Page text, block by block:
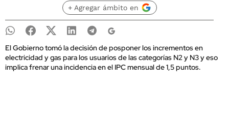
+ Agregar ámbito en
El Gobierno tomó la decisión de posponer los incrementos en
electricidad y gas para los usuarios de las categorías N2 y N3 y eso
implica frenar una incidencia en el IPC mensual de 1,5 puntos.